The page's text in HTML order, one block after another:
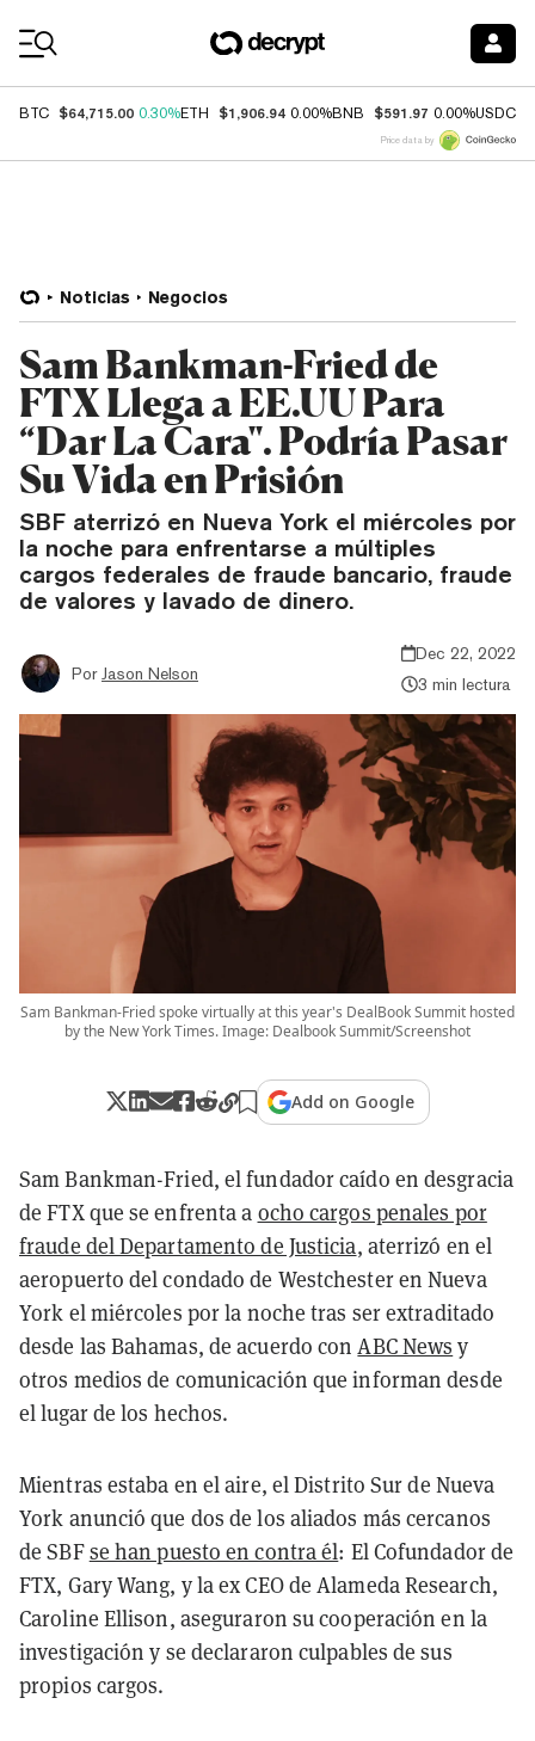
BTC $64,715.00 0.30%ETH $1,906.94 0.00%BNB $591.97 0.00%USDC
Price data by
Noticias Negocios
Sam Bankman-Fried de
FTX Llega a EE.UU Para
“Dar La Cara". Podría Pasar
Su Vida en Prisión
SBF aterrizó en Nueva York el miércoles por
la noche para enfrentarse a múltiples
cargos federales de fraude bancario, fraude
de valores y lavado de dinero.
Por Jason Nelson
Dec 22, 2022
3 min lectura
Sam Bankman-Fried spoke virtually at this year's DealBook Summit hosted
by the New York Times. Image: Dealbook Summit/Screenshot
Add on Google
Sam Bankman-Fried, el fundador caído en desgracia
de FTX que se enfrenta a ocho cargos penales por
fraude del Departamento de Justicia, aterrizó en el
aeropuerto del condado de Westchester en Nueva
York el miércoles por la noche tras ser extraditado
desde las Bahamas, de acuerdo conABC News y
otros medios de comunicación que informan desde
el lugar de los hechos.
Mientras estaba en el aire, el Distrito Sur de Nueva
York anunció que dos de los aliados más cercanos
de SBFse han puesto en contra él: El Cofundador de
FTX, Gary Wang, y la ex CEO de Alameda Research,
Caroline Ellison, aseguraron su cooperación en la
investigación y se declararon culpables de sus
propios cargos.